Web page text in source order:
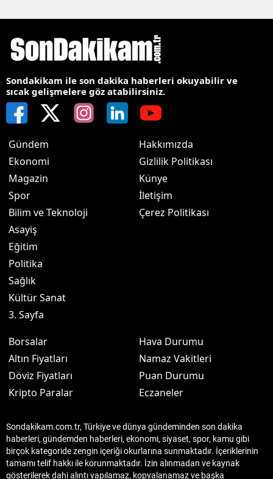
Sondakikam ile son dakika haberleri okuyabilir ve
sıcak gelişmelere göz atabilirsiniz.
Gündem
Ekonomi
Magazin
Spor
Bilim ve Teknoloji
Asayiş
Eğitim
Politika
Sağlık
Kültür Sanat
3. Sayfa
Hakkımızda
Gizlilik Politikası
Künye
İletişim
Çerez Politikası
Borsalar
Altın Fiyatları
Döviz Fiyatları
Kripto Paralar
Hava Durumu
Namaz Vakitleri
Puan Durumu
Eczaneler
Sondakikam.com.tr, Türkiye ve dünya gündeminden son dakika
haberleri, gündemden haberleri, ekonomi, siyaset, spor, kamu gibi
birçok kategoride zengin içeriği okurlarına sunmaktadır. İçeriklerinin
tamamı telif hakkı ile korunmaktadır. İzin alınmadan ve kaynak
gösterilerek dahi alıntı yapılamaz, kopyalanamaz ve başka